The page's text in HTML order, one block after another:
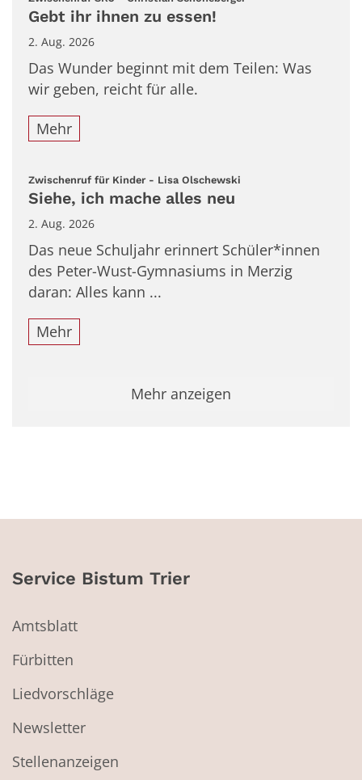
Gebt ihr ihnen zu essen!
2. Aug. 2026
Das Wunder beginnt mit dem Teilen: Was
wir geben, reicht für alle.
Mehr
Zwischenruf für Kinder - Lisa Olschewski
Siehe, ich mache alles neu
2. Aug. 2026
Das neue Schuljahr erinnert Schüler*innen
des Peter-Wust-Gymnasiums in Merzig
daran: Alles kann ...
Mehr
Mehr anzeigen
Service Bistum Trier
Amtsblatt
Fürbitten
Liedvorschläge
Newsletter
Stellenanzeigen